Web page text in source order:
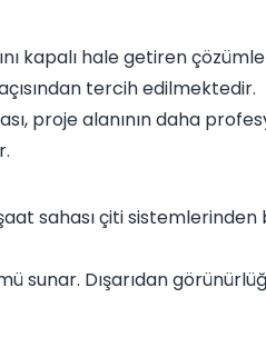
kapalı hale getiren
tercih edilmektedir.
proje alanının daha
sahası çiti
sunar. Dışarıdan